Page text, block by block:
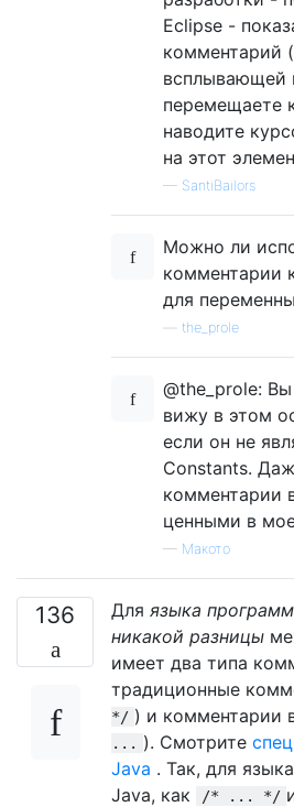
Eclipse -
комментарий
всплывающей
перемещаете
наводите
на этот
— SantiBailors
Можно ли
комментарии
для
the_prole
@the_prole:
вижу в этом
если он не
Constants.
комментарии
ценными в
— Макото
136 Для языка
никакой разницы
имеет два типа
традиционные
*/ ) и комментарии
... ). Смотрите
Java . Так, для
Java, как
/* ... */